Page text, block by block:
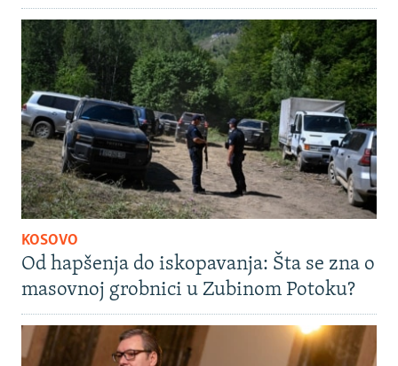
KOSOVO
Od hapšenja do iskopavanja: Šta se zna o
masovnoj grobnici u Zubinom Potoku?